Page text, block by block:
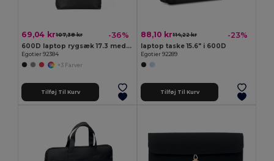
69,04 kr107,38 kr -36%
600D laptop rygsæk 17.3 med 210D foer
Egotier 92384
+3 Farver
Tilføj Til Kurv
88,10 kr114,22 kr -23%
laptop taske 15.6" i 600D
Egotier 92289
Tilføj Til Kurv